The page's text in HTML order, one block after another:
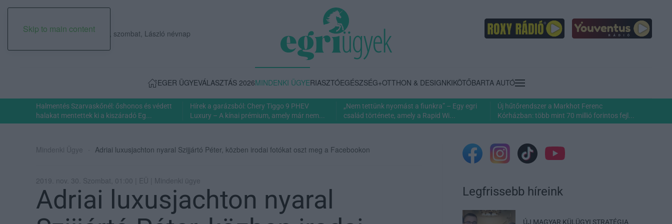
Skip to main content
2026. augusztus 08., szombat, László névnap
EGER ÜGYEVÁLASZTÁS 2026MINDENKI ÜGYERIASZTÓEGÉSZSÉG+OTTHON & DESIGNKIKÖTŐBARTA AUTÓ
Halmentés Szarvaskőnél: őshonos és védett
halakat mentettek ki a kiszáradó Eg...
Hírek a garázsból: Chery Tiggo 9 PHEV
Luxury – A kínai prémium, amely már nem...
„Nem tettünk nyomást a fiunkra” – Egy egri
család története, amely a Rapid Wi...
Új hűtőrendszer a Markhot Ferenc
Kórházban: több mint 70 millió forintos fejl...
Mindenki Ügye Adriai luxusjachton nyaral Szijjártó Péter, közben irodai fotókat oszt meg a Facebookon
2019. nov. 30. Szombat, 01:00 | EÜ | Mindenki ügye
Adriai luxusjachton nyaral
Legfrissebb híreink
ÚJ MAGYAR KÜLÜGYI STRATÉGIA